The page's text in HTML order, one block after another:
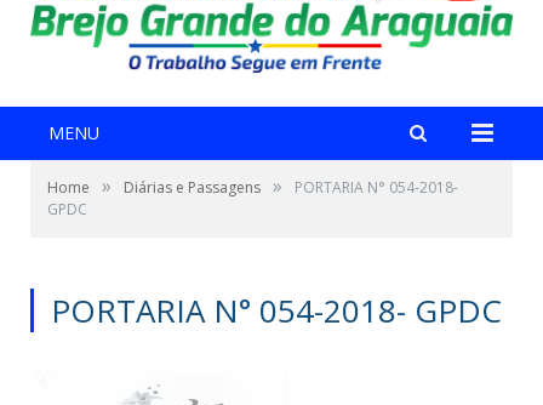
MENU
Home » Diárias e Passagens »
PORTARIA N° 054-2018-
GPDC
PORTARIA N° 054-2018- GPDC